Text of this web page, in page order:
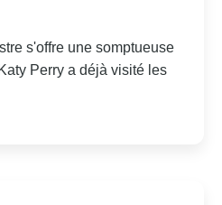
s'offre une somptueuse
Perry a déjà visité les